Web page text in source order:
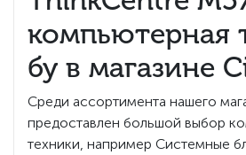
компьютерная
бу в магазине
Среди ассортимента нашего
предоставлен большой выбор
техники, например Системные